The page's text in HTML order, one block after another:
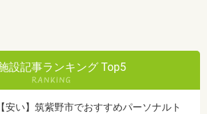
設記事ランキング Top5
【安い】筑紫野市でおすすめパーソナルト